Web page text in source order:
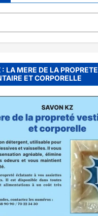
LA MERE DE LA PROPRETE
ET CORPORELLE